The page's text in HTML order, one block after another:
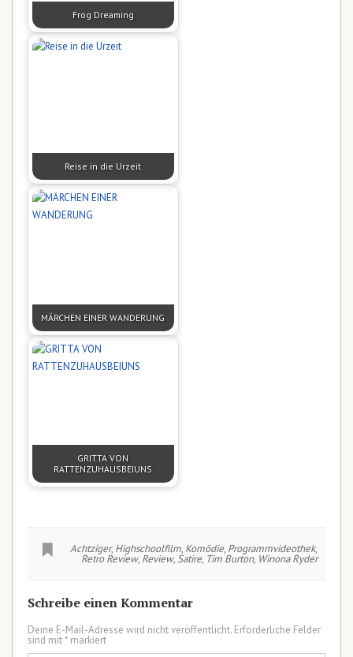
Frog Dreaming
Reise in die Urzeit
MÄRCHEN EINER WANDERUNG
GRITTA VON
RATTENZUHAUSBEIUNS
Achtziger, Highschoolfilm, Komödie, Programmvideothek,
Retro Review, Review, Satire, Tim Burton, Winona Ryder
Schreibe einen Kommentar
Deine E-Mail-Adresse wird nicht veröffentlicht. Erforderliche Felder
sind mit*markiert